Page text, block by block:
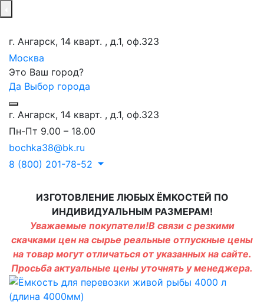
г. Ангарск, 14 кварт. , д.1, оф.323
Москва
Это Ваш город?
Да Выбор города
г. Ангарск, 14 кварт. , д.1, оф.323
Пн-Пт 9.00 – 18.00
bochka38@bk.ru
8 (800) 201-78-52
ИЗГОТОВЛЕНИЕ ЛЮБЫХ ЁМКОСТЕЙ ПО
ИНДИВИДУАЛЬНЫМ РАЗМЕРАМ!
Уважаемые покупатели!В связи с резкими
скачками цен на сырье реальные отпускные цены
на товар могут отличаться от указанных на сайте.
Просьба актуальные цены уточнять у менеджера.